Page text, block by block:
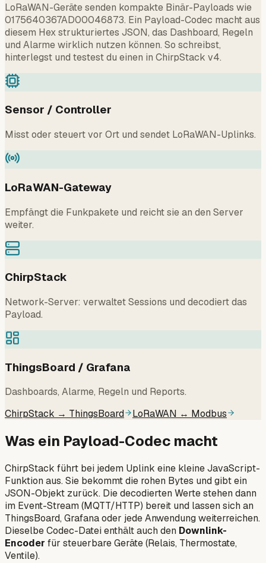
LoRaWAN-Geräte senden kompakte Binär-Payloads wie
0175640367AD00046873. Ein Payload-Codec macht aus
diesem Hex strukturiertes JSON, das Dashboard, Regeln
und Alarme wirklich nutzen können. So schreibst,
hinterlegst und testest du einen in ChirpStack v4.
Sensor / Controller
Misst oder steuert vor Ort und sendet LoRaWAN-Uplinks.
LoRaWAN-Gateway
Empfängt die Funkpakete und reicht sie an den Server
weiter.
ChirpStack
Network-Server: verwaltet Sessions und decodiert das
Payload.
ThingsBoard / Grafana
Dashboards, Alarme, Regeln und Reports.
ChirpStack → ThingsBoard
LoRaWAN ↔ Modbus
Was ein Payload-Codec macht
ChirpStack führt bei jedem Uplink eine kleine JavaScript-
Funktion aus. Sie bekommt die rohen Bytes und gibt ein
JSON-Objekt zurück. Die decodierten Werte stehen dann
im Event-Stream (MQTT/HTTP) bereit und lassen sich an
ThingsBoard, Grafana oder jede Anwendung weiterreichen.
Dieselbe Codec-Datei enthält auch den Downlink-
Encoder für steuerbare Geräte (Relais, Thermostate,
Ventile).